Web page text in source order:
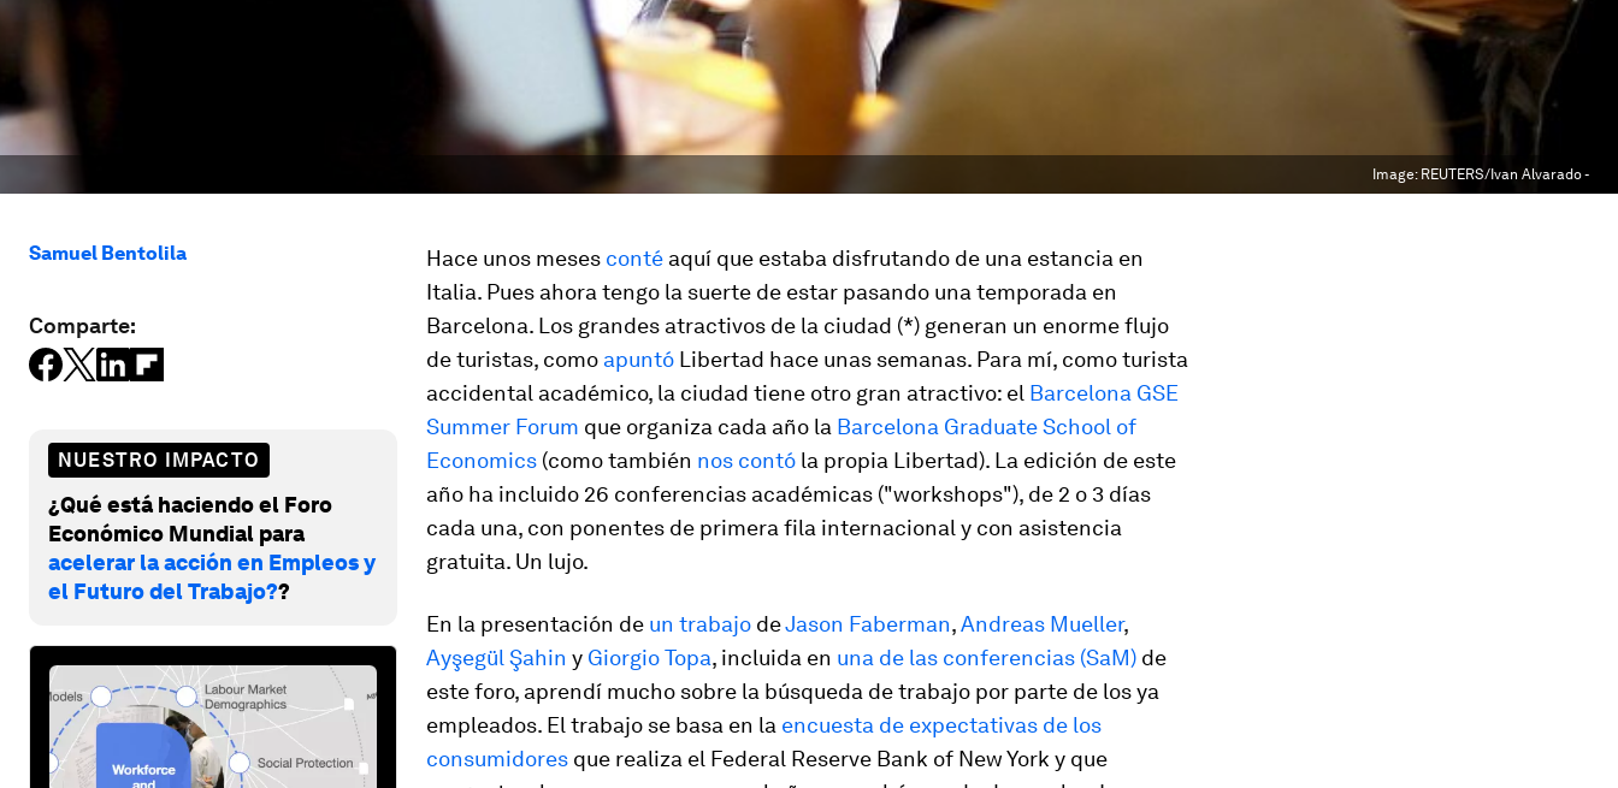
Image: REUTERS/Ivan Alvarado -
Samuel Bentolila
Comparte:
NUESTRO IMPACTO
¿Qué está haciendo el Foro
Económico Mundial para
acelerar la acción en Empleos y
el Futuro del Trabajo??
Hace unos meses conté aquí que estaba disfrutando de una estancia en
Italia. Pues ahora tengo la suerte de estar pasando una temporada en
Barcelona. Los grandes atractivos de la ciudad (*) generan un enorme flujo
de turistas, como apuntó Libertad hace unas semanas. Para mí, como turista
accidental académico, la ciudad tiene otro gran atractivo: el Barcelona GSE
Summer Forum que organiza cada año la Barcelona Graduate School of
Economics (como también nos contó la propia Libertad). La edición de este
año ha incluido 26 conferencias académicas ("workshops"), de 2 o 3 días
cada una, con ponentes de primera fila internacional y con asistencia
gratuita. Un lujo.
En la presentación de un trabajo deJason Faberman,Andreas Mueller,
Ayşegül Şahin y Giorgio Topa, incluida en una de las conferencias (SaM) de
este foro, aprendí mucho sobre la búsqueda de trabajo por parte de los ya
empleados. El trabajo se basa en la encuesta de expectativas de los
consumidores que realiza el Federal Reserve Bank of New York y que